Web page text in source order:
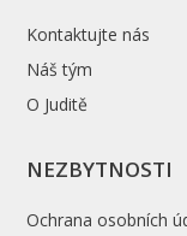
Kontaktujte nás
Náš tým
O Juditě
NEZBYTNOSTI
Ochrana osobních